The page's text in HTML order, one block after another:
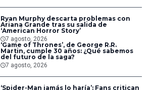
Ryan Murphy descarta problemas con
Ariana Grande tras su salida de
‘American Horror Story’
7 agosto, 2026
‘Game of Thrones’, de George R.R.
Martin, cumple 30 años: ¿Qué sabemos
del futuro de la saga?
7 agosto, 2026
‘Spider-Man jamás lo haría’: Fans critican